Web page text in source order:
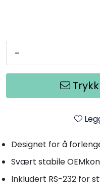
-
Designet for å
Svært stabile
Inkludert RS-232 for